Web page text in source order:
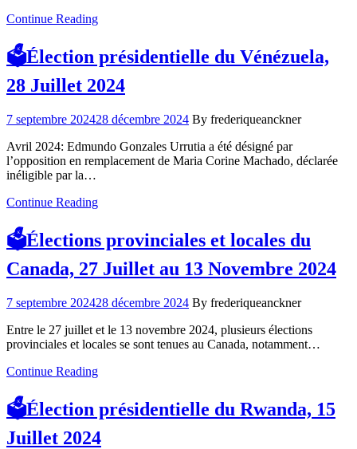
Continue Reading
🗳️Élection présidentielle du Vénézuela,
28 Juillet 2024
7 septembre 202428 décembre 2024 By frederiqueanckner
Avril 2024: Edmundo Gonzales Urrutia a été désigné par
l’opposition en remplacement de Maria Corine Machado, déclarée
inéligible par la…
Continue Reading
🗳️Élections provinciales et locales du
Canada, 27 Juillet au 13 Novembre 2024
7 septembre 202428 décembre 2024 By frederiqueanckner
Entre le 27 juillet et le 13 novembre 2024, plusieurs élections
provinciales et locales se sont tenues au Canada, notamment…
Continue Reading
🗳️Élection présidentielle du Rwanda, 15
Juillet 2024